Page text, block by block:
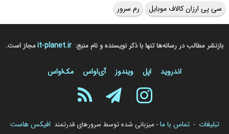
سی پی ارزان کالاف موبایل رم سرور
بازنشر مطالب در رسانه‌ها تنها با ذکر نویسنده و نام منبع: it-planet.irمجاز است.
اندروید اپل ویندوز آی‌او‌اس مک‌او‌اس
تبلیغات - تماس با ما- میزبانی شده توسط سرورهای قدرتمند افیکس هاست